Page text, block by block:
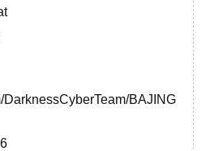
DarknessCyberTeam/BAJING